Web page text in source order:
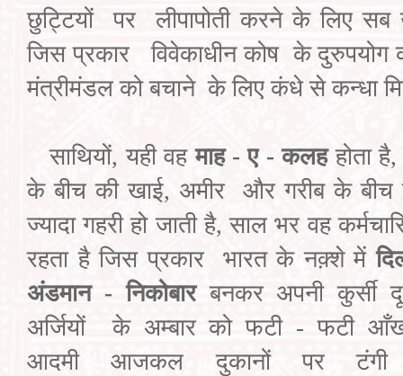
छुट्टियों
पर लीपापोती करने के लिए सब
जिस प्रकार विवेकाधीन कोष के दुरुपयोग
मंत्रीमंडल को बचाने के लिए कंधे से कन्धा
साथियों,यही वह माह - ए - कलह होता है
के बीच की खाई, अमीर
और गरीब के बीच
ज्यादा गहरी हो जाती है,साल भर वह
रहता है जिस प्रकार
भारत के नक़्शे में
अंडमान-निकोबार बनकर अपनी कुर्सी
अर्जियों
के अम्बार को फटी - फटी
आदमी
आजकल
दुकानों पर